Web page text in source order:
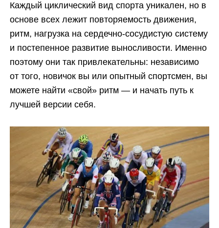
Каждый циклический вид спорта уникален, но в
основе всех лежит повторяемость движения,
ритм, нагрузка на сердечно-сосудистую систему
и постепенное развитие выносливости. Именно
поэтому они так привлекательны: независимо
от того, новичок вы или опытный спортсмен, вы
можете найти «свой» ритм — и начать путь к
лучшей версии себя.